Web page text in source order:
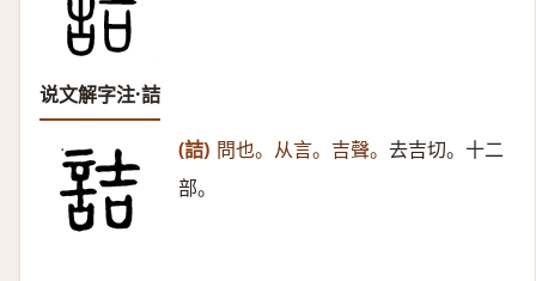
说文解字注·詰
(詰) 問也。从言。吉聲。 去吉切。十二
部。